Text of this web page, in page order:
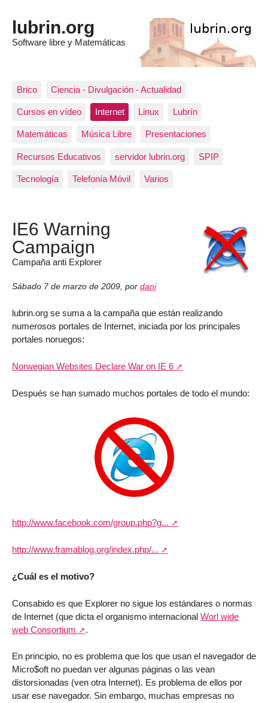
lubrin.org
Software libre y Matemáticas
Brico Ciencia - Divulgación - Actualidad
Cursos en vídeo Internet Linux Lubrín
Matemáticas Música Libre Presentaciones
Recursos Educativos servidor lubrin.org SPIP
Tecnología Telefonía Móvil Varios
IE6 Warning
Campaign
Campaña anti Explorer
Sábado 7 de marzo de 2009, por dani
lubrin.org se suma a la campaña que están realizando
numerosos portales de Internet, iniciada por los principales
portales noruegos:
Norwegian Websites Declare War on IE 6
Después se han sumado muchos portales de todo el mundo:
http://www.facebook.com/group.php?g...
http://www.framablog.org/index.php/...
¿Cuál es el motivo?
Consabido es que Explorer no sigue los estándares o normas
de Internet (que dicta el organismo internacional Worl wide
web Consortium
.
En principio, no es problema que los que usan el navegador de
Micro$oft no puedan ver algunas páginas o las vean
distorsionadas (ven otra Internet). Es problema de ellos por
usar ese navegador. Sin embargo, muchas empresas no